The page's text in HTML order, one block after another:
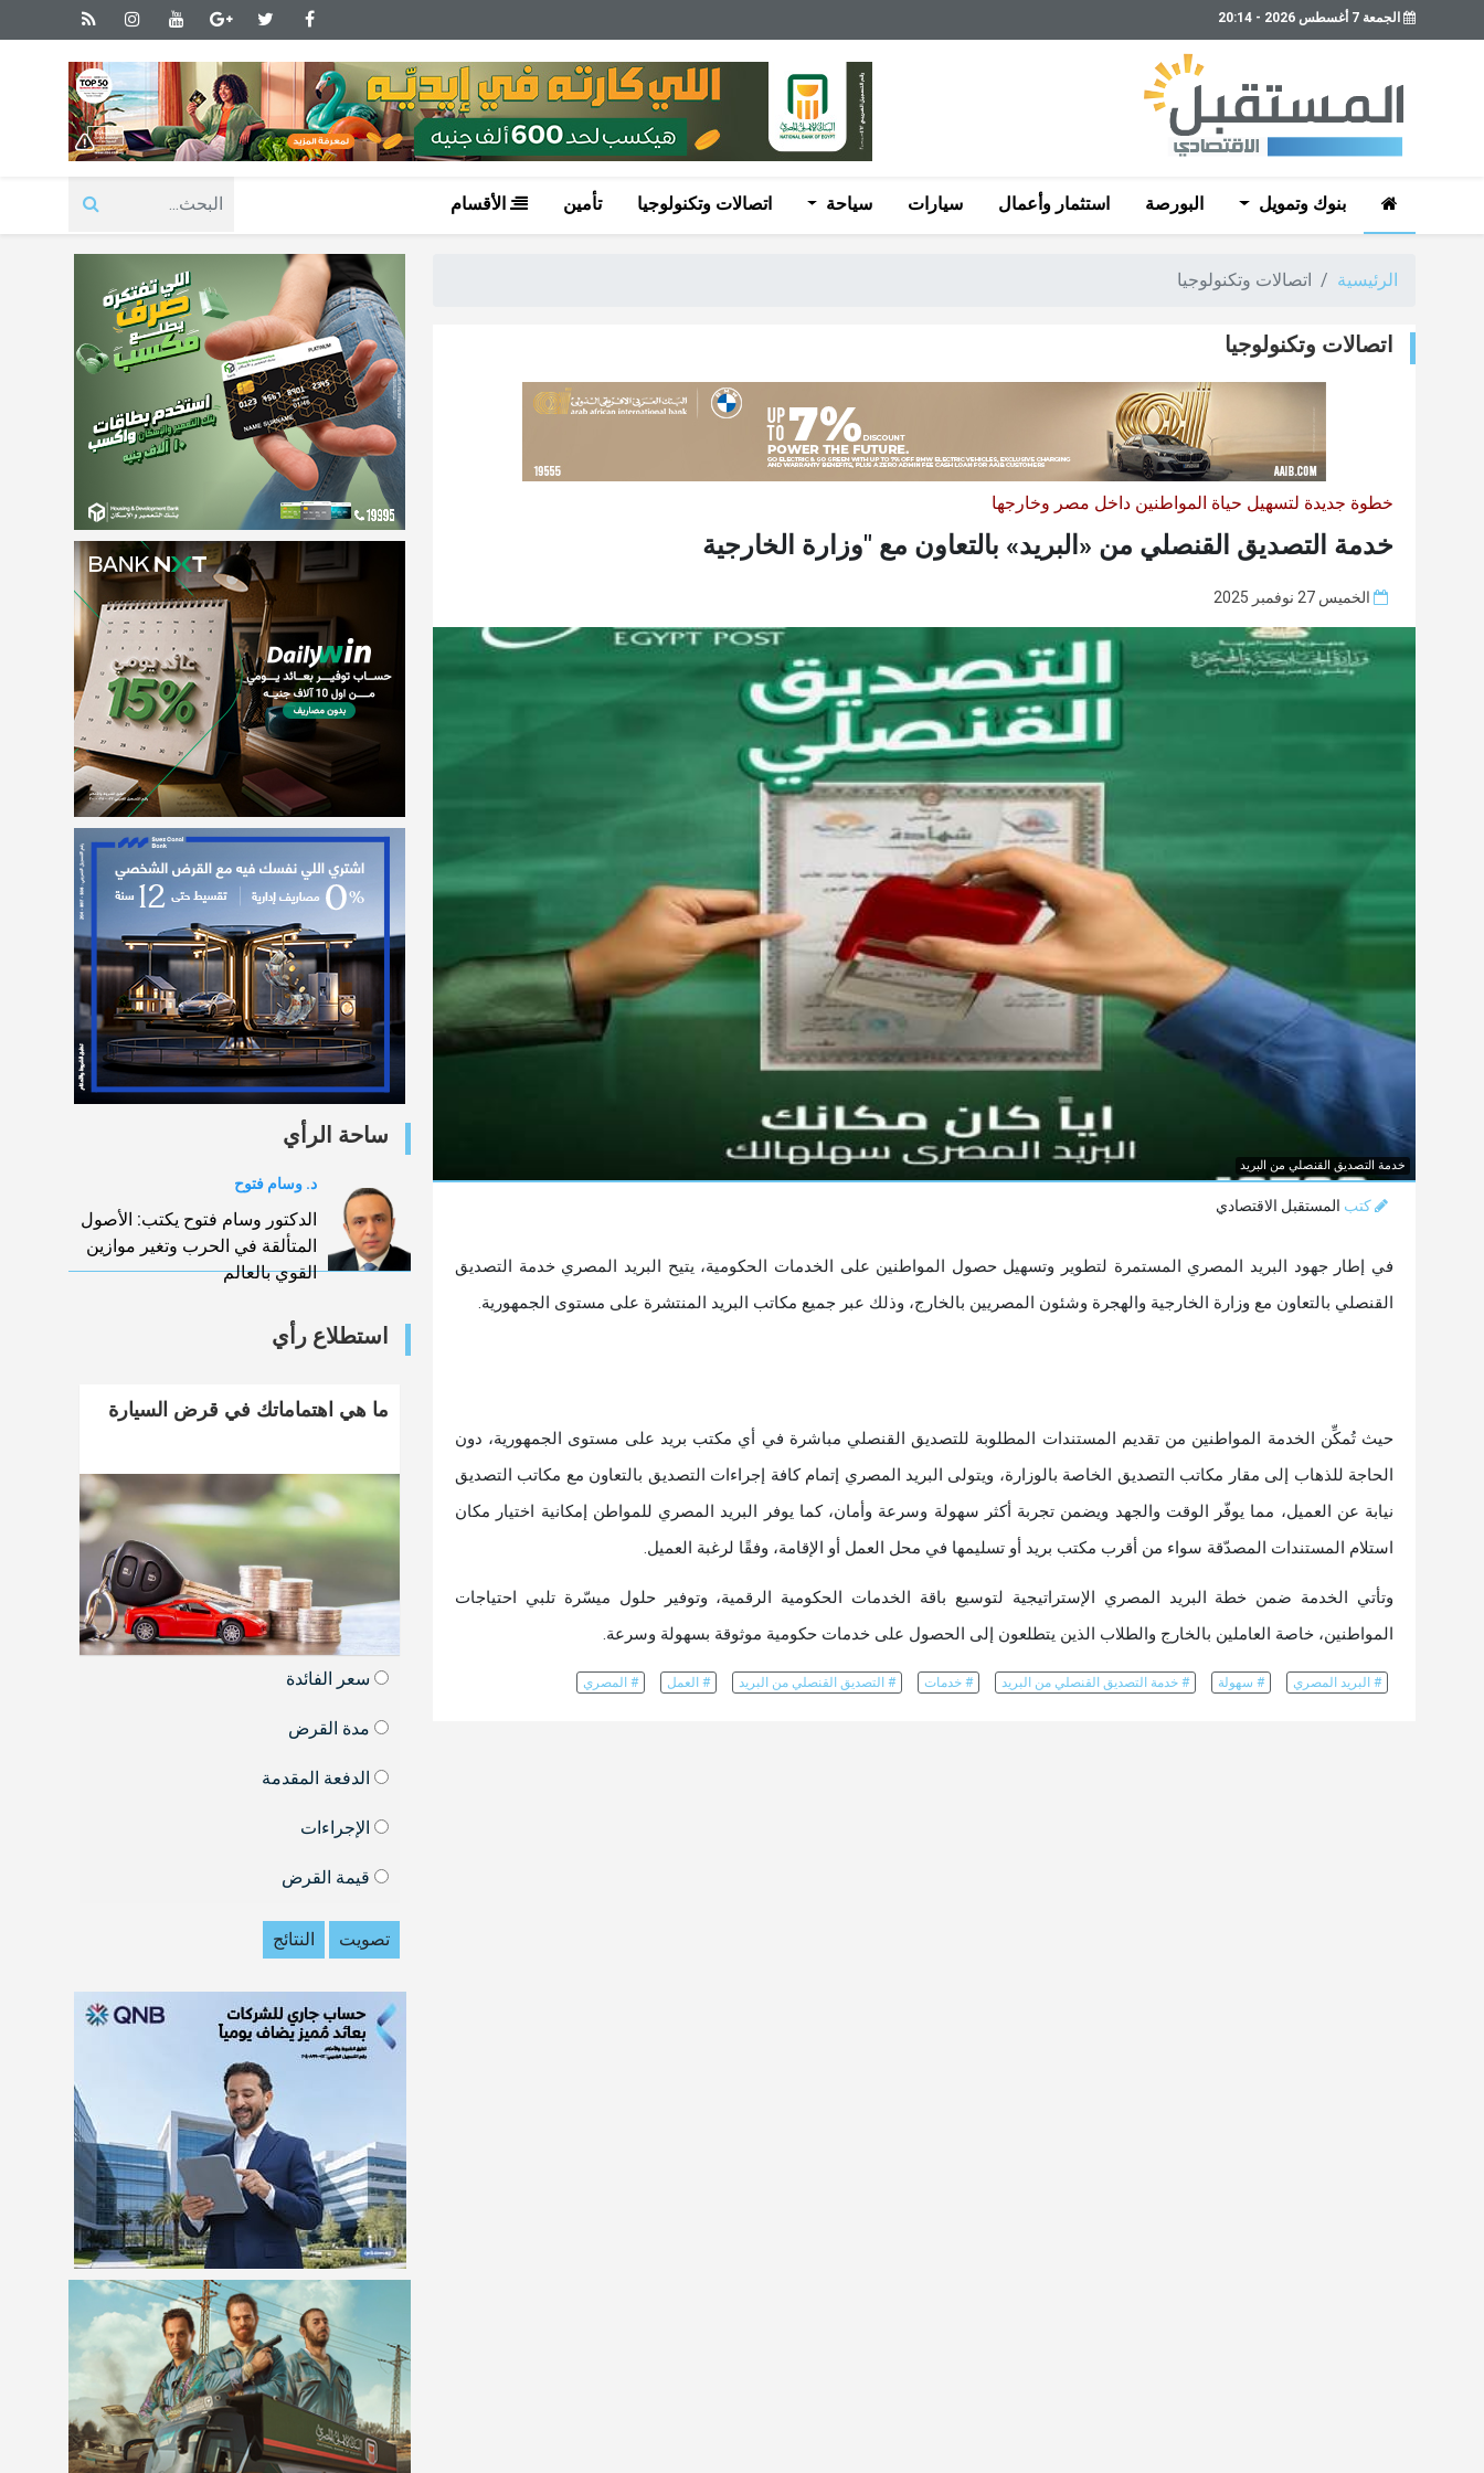
الجمعة 7 أغسطس 2026 - 20:14
بنوك وتمويل البورصة استثمار وأعمال سيارات سياحة اتصالات وتكنولوجيا تأمين الأقسام
الرئيسية اتصالات وتكنولوجيا
اتصالات وتكنولوجيا
خطوة جديدة لتسهيل حياة المواطنين داخل مصر وخارجها
خدمة التصديق القنصلي من «البريد» بالتعاون مع "وزارة الخارجية
الخميس 27 نوفمبر 2025
خدمة التصديق القنصلي من البريد
كتب المستقبل الاقتصادي
في إطار جهود البريد المصري المستمرة لتطوير وتسهيل حصول المواطنين على الخدمات الحكومية، يتيح البريد المصري خدمة التصديق
القنصلي بالتعاون مع وزارة الخارجية والهجرة وشئون المصريين بالخارج، وذلك عبر جميع مكاتب البريد المنتشرة على مستوى الجمهورية.
حيث تُمكِّن الخدمة المواطنين من تقديم المستندات المطلوبة للتصديق القنصلي مباشرة في أي مكتب بريد على مستوى الجمهورية، دون
الحاجة للذهاب إلى مقار مكاتب التصديق الخاصة بالوزارة، ويتولى البريد المصري إتمام كافة إجراءات التصديق بالتعاون مع مكاتب التصديق
نيابة عن العميل، مما يوفّر الوقت والجهد ويضمن تجربة أكثر سهولة وسرعة وأمان، كما يوفر البريد المصري للمواطن إمكانية اختيار مكان
استلام المستندات المصدّقة سواء من أقرب مكتب بريد أو تسليمها في محل العمل أو الإقامة، وفقًا لرغبة العميل.
وتأتي الخدمة ضمن خطة البريد المصري الإستراتيجية لتوسيع باقة الخدمات الحكومية الرقمية، وتوفير حلول ميسّرة تلبي احتياجات
المواطنين، خاصة العاملين بالخارج والطلاب الذين يتطلعون إلى الحصول على خدمات حكومية موثوقة بسهولة وسرعة.
# البريد المصري # سهولة # خدمة التصديق القنصلي من البريد # خدمات # التصديق القنصلي من البريد # العمل # المصري
ساحة الرأي
د. وسام فتوح
الدكتور وسام فتوح يكتب: الأصول
المتألقة في الحرب وتغير موازين
القوي بالعالم
استطلاع رأي
ما هي اهتماماتك في قرض السيارة
سعر الفائدة
مدة القرض
الدفعة المقدمة
الإجراءات
قيمة القرض
تصويت النتائج